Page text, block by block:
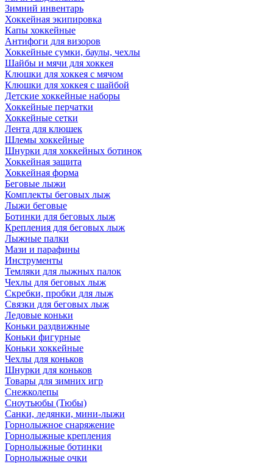
Зимний инвентарь
Хоккейная экипировка
Капы хоккейные
Антифоги для визоров
Хоккейные сумки, баулы, чехлы
Шайбы и мячи для хоккея
Клюшки для хоккея с мячом
Клюшки для хоккея с шайбой
Детские хоккейные наборы
Хоккейные перчатки
Хоккейные сетки
Лента для клюшек
Шлемы хоккейные
Шнурки для хоккейных ботинок
Хоккейная защита
Хоккейная форма
Беговые лыжи
Комплекты беговых лыж
Лыжи беговые
Ботинки для беговых лыж
Крепления для беговых лыж
Лыжные палки
Мази и парафины
Инструменты
Темляки для лыжных палок
Чехлы для беговых лыж
Скребки, пробки для лыж
Связки для беговых лыж
Ледовые коньки
Коньки раздвижные
Коньки фигурные
Коньки хоккейные
Чехлы для коньков
Шнурки для коньков
Товары для зимних игр
Снежколепы
Сноутьюбы (Тюбы)
Санки, ледянки, мини-лыжи
Горнолыжное снаряжение
Горнолыжные крепления
Горнолыжные ботинки
Горнолыжные очки